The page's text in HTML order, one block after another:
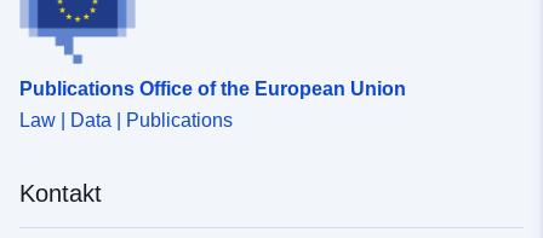
Publications Office of the European Union
Law | Data | Publications
Kontakt